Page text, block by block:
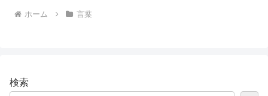
ホーム 言葉
検索